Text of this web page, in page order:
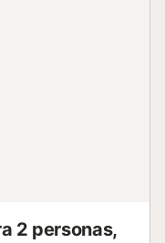
2 personas,